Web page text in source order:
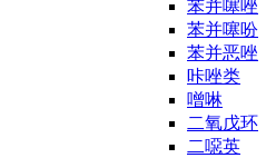
苯并噻唑
苯并噻吩
苯并恶唑
咔唑类
噌啉
二氧戊环
二噁英